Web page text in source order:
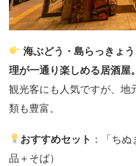
海ぶどう・島らっきょ
理が一通り楽しめる居酒屋。
観光客にも人気ですが、地
類も豊富。
おすすめセット ：「ち
品＋そば）